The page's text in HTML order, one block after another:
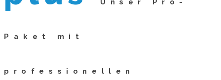
Unser Pro-
Paket mit
professionellen